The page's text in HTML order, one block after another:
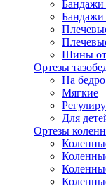
Бандажи
Шины
Ортезы
На бедро
Мягкие
Для
Ортезы